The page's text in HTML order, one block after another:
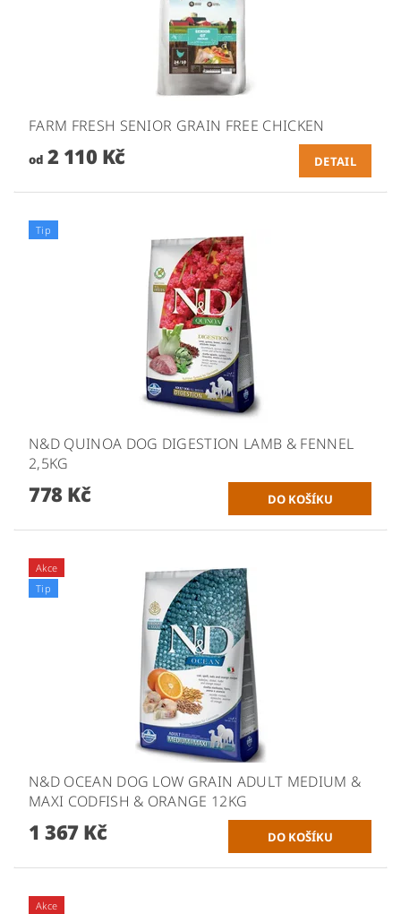
FARM FRESH SENIOR GRAIN FREE CHICKEN
od2 110 Kč DETAIL
Tip
N&D QUINOA DOG DIGESTION LAMB & FENNEL
2,5KG
778 Kč
Akce
Tip
N&D OCEAN DOG LOW GRAIN ADULT MEDIUM &
MAXI CODFISH & ORANGE 12KG
1 367 Kč
Akce